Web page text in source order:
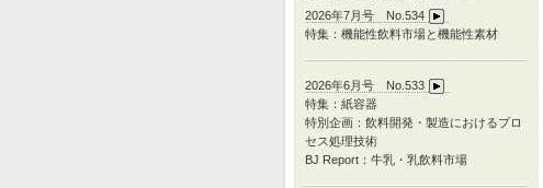
2026年7月号 No.534
特集：機能性飲料市場と機能性素材
2026年6月号 No.533
特集：紙容器
特別企画：飲料開発・製造におけるプロ
セス処理技術
BJ Report：牛乳・乳飲料市場